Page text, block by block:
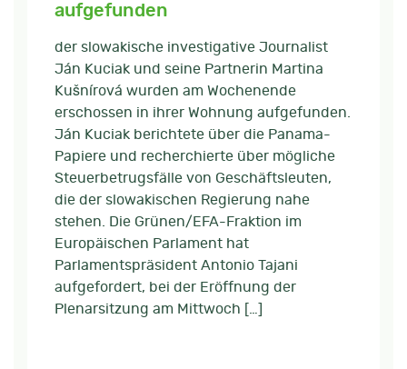
aufgefunden
der slowakische investigative Journalist
Ján Kuciak und seine Partnerin Martina
Kušnírová wurden am Wochenende
erschossen in ihrer Wohnung aufgefunden.
Ján Kuciak berichtete über die Panama-
Papiere und recherchierte über mögliche
Steuerbetrugsfälle von Geschäftsleuten,
die der slowakischen Regierung nahe
stehen. Die Grünen/EFA-Fraktion im
Europäischen Parlament hat
Parlamentspräsident Antonio Tajani
aufgefordert, bei der Eröffnung der
Plenarsitzung am Mittwoch […]